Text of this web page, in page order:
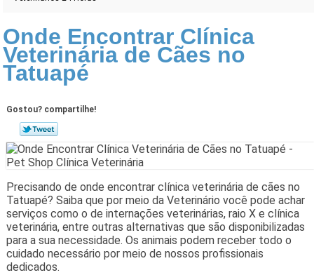
Onde Encontrar Clínica
Veterinária de Cães no
Tatuapé
Gostou? compartilhe!
Precisando de onde encontrar clínica veterinária de cães no
Tatuapé? Saiba que por meio da Veterinário você pode achar
serviços como o de internações veterinárias, raio X e clínica
veterinária, entre outras alternativas que são disponibilizadas
para a sua necessidade. Os animais podem receber todo o
cuidado necessário por meio de nossos profissionais
dedicados.